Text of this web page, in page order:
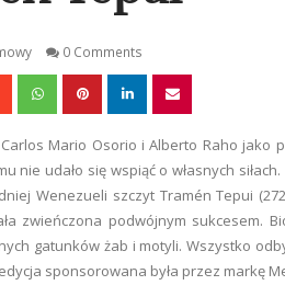
0 Comments
Mario Osorio i Alberto Raho
nie udało się wspiąć o własnych
Wenezueli szczyt Tramén Tepui
zwieńczona podwójnym sukcesem.
gatunków żab i motyli. Wszystko
sponsorowana była przez markę